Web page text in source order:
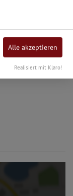
Alle akzeptieren
Realisiert mit Klaro!